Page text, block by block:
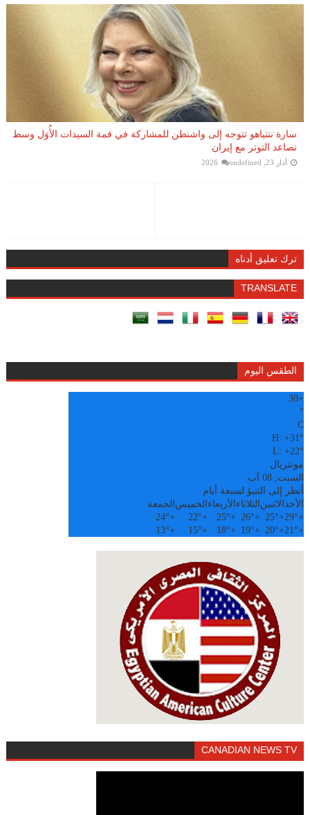
سارة نتنياهو تتوجه إلى واشنطن للمشاركة في قمة السيدات الأُوَل وسط
تصاعد التوتر مع إيران
أذار 23, 2026 undefined
ترك تعليق أدناه
TRANSLATE
الطقس اليوم
+
30
°
C
H:+31°
L:+22°
مونتريال
السبت, 08 آب
أنظر إلى التنبؤ لسبعة أيام
الأحدالاثنين الثلاثاء الأربعاء الخميس الجمعة
+
29°
+
25°
+
26°
+
25°
+
22°
+
24°
+
21°
+
20°
+
19°
+
18°
+
15°
+
13°
CANADIAN NEWS TV